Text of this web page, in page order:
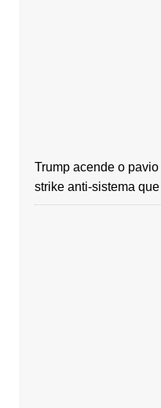
Trump acende o
strike anti-sistema